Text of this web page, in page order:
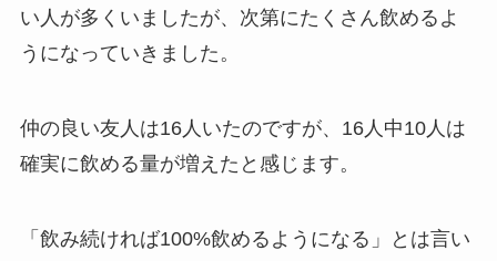
い人が多くいましたが、次第にたくさん飲めるよ
うになっていきました。
仲の良い友人は16人いたのですが、 16人中10人は
確実に飲める量が増えた と感じます。
「飲み続ければ100%飲めるようになる」とは言い